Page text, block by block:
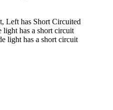
Left has Short Circuited
has a short circuit
light has a short circuit